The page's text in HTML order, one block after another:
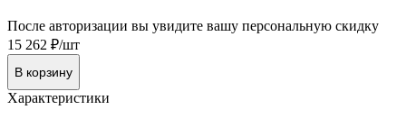
После авторизации вы увидите вашу персональную скидку
15 262 ₽/шт
В корзину
Характеристики